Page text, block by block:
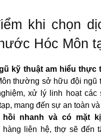
khi chọn
Hóc Môn
kỹ thuật am hiểu thực
thường sở hữu đội ngũ
xử lý linh hoạt
mang đến sự an toàn
hồi nhanh và có mặt
hàng liên hệ, thợ sẽ đến